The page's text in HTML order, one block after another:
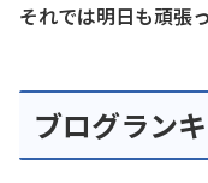
それでは明日も頑張
ブログラン